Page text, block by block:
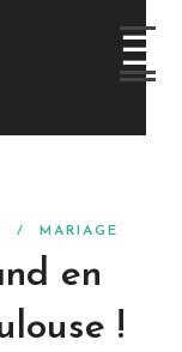
/ MARIAGE
en
!